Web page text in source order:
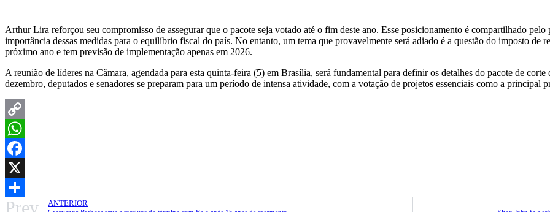
Arthur Lira reforçou seu compromisso de assegurar que o pacote seja votado até o fim deste ano. Esse posicionamento é compartilhado
importância dessas medidas para o equilíbrio fiscal do país. No entanto, um tema que provavelmente será adiado é a questão do imposto de
próximo ano e tem previsão de implementação apenas em 2026.
A reunião de líderes na Câmara, agendada para esta quinta-feira (5) em Brasília, será fundamental para definir os detalhes do pacote de
dezembro, deputados e senadores se preparam para um período de intensa atividade, com a votação de projetos essenciais como a
Copy
Link
WhatsApp
Facebook
X
Share
Prev ANTERIOR